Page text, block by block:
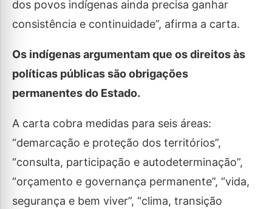
dos povos indígenas ainda precisa ganhar
consistência e continuidade”, afirma a carta.
Os indígenas argumentam que os direitos às
políticas públicas são obrigações
permanentes do Estado.
A carta cobra medidas para seis áreas:
“demarcação e proteção dos territórios”,
“consulta, participação e autodeterminação”,
“orçamento e governança permanente”, “vida,
segurança e bem viver”, “clima, transição